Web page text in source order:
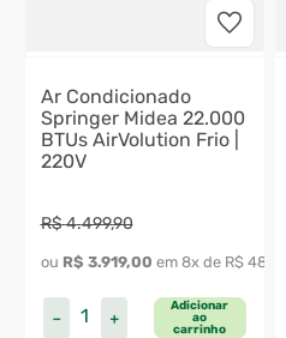
Ar Condicionado
Springer Midea 22.000
BTUs AirVolution Frio |
220V
R$4.499,90
ou R$ 3.919,00 em 8x de R$ 489
＋
－
Adicionar
ao
carrinho